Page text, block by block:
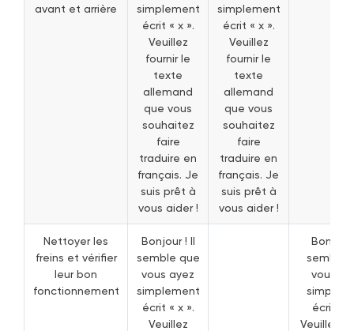
avant et arrière
simplement
écrit « x ».
Veuillez
fournir le
texte
allemand
que vous
souhaitez
faire
traduire en
français. Je
suis prêt à
vous aider !
simplement
écrit « x ».
Veuillez
fournir le
texte
allemand
que vous
souhaitez
faire
traduire en
français. Je
suis prêt à
vous aider !
Nettoyer les
freins et vérifier
leur bon
fonctionnement
Bonjour ! Il
semble que
vous ayez
simplement
écrit « x ».
Veuillez
Bonjour
semble
vous
écrit « x
Veuillez